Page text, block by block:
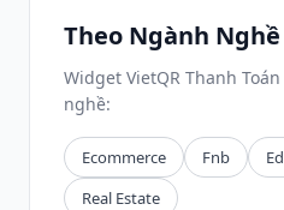
Theo Ngành Nghề
Widget VietQR Thanh
nghề:
Ecommerce Fnb
Real Estate